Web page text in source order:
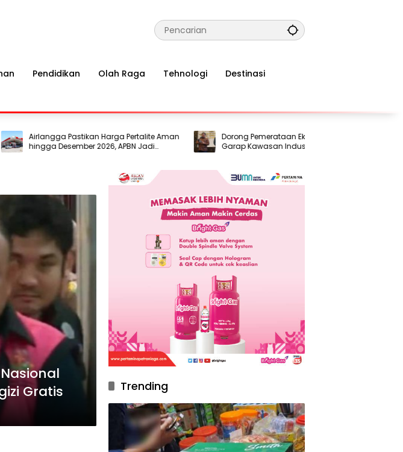
Pendidikan Olah Raga Tehnologi Destinasi
Airlangga Pastikan Harga Pertalite Aman
hingga Desember 2026, APBN Jadi
Penyangga di Tengah Gejolak Global
Dorong Pemerataan Ekonomi, Pemerintah
Garap Kawasan Industri Pertama di
Madura
Gratis
Trending